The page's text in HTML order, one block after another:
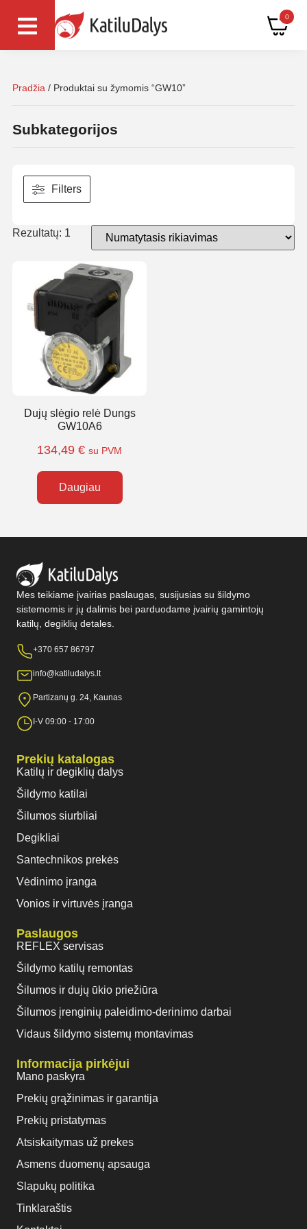
0
Pradžia / Produktai su žymomis “GW10”
Subkategorijos
Filters
Rezultatų: 1
Dujų slėgio relė Dungs
GW10A6
134,49 € su PVM
Daugiau
Mes teikiame įvairias paslaugas, susijusias su šildymo
sistemomis ir jų dalimis bei parduodame įvairių gamintojų
katilų, degiklių detales.
+370 657 86797
info@katiludalys.lt
Partizanų g. 24, Kaunas
I-V 09:00 - 17:00
Prekių katalogas
Katilų ir degiklių dalys
Šildymo katilai
Šilumos siurbliai
Degikliai
Santechnikos prekės
Vėdinimo įranga
Vonios ir virtuvės įranga
Paslaugos
REFLEX servisas
Šildymo katilų remontas
Šilumos ir dujų ūkio priežiūra
Šilumos įrenginių paleidimo-derinimo darbai
Vidaus šildymo sistemų montavimas
Informacija pirkėjui
Mano paskyra
Prekių grąžinimas ir garantija
Prekių pristatymas
Atsiskaitymas už prekes
Asmens duomenų apsauga
Slapukų politika
Tinklaraštis